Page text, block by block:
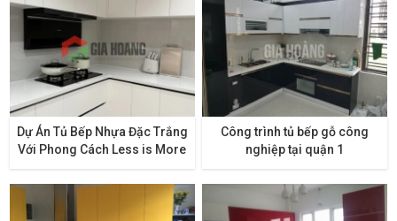
Dự Án Tủ Bếp Nhựa Đặc Trắng
Với Phong Cách Less is More
Công trình tủ bếp gỗ công
nghiệp tại quận 1